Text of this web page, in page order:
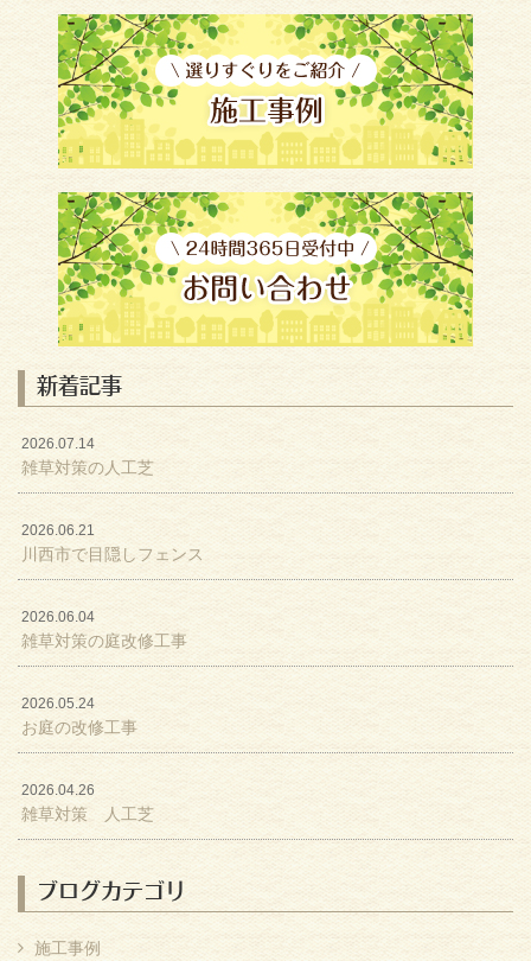
新着記事
2026.07.14
雑草対策の人工芝
2026.06.21
川西市で目隠しフェンス
2026.06.04
雑草対策の庭改修工事
2026.05.24
お庭の改修工事
2026.04.26
雑草対策 人工芝
ブログカテゴリ
施工事例